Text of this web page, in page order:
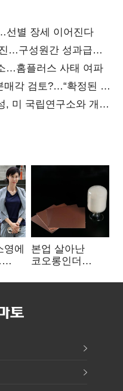
선별 장세 이어진다
…구성원간 성과급
…홈플러스 사태 여파
매각 검토?…“확정된 바
미 국립연구소와 개발
영에
본업 살아난
코오롱인더
배터리 소재로